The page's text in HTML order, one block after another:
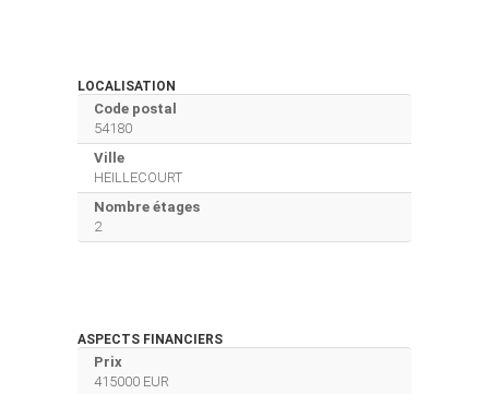
LOCALISATION
Code postal
54180
Ville
HEILLECOURT
Nombre étages
2
ASPECTS FINANCIERS
Prix
415000 EUR